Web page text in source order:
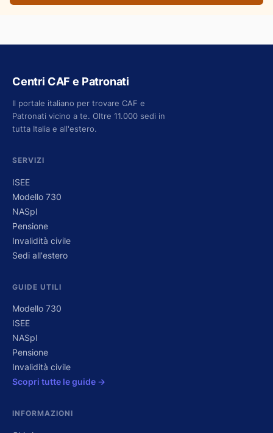
Centri CAF e Patronati
Il portale italiano per trovare CAF e
Patronati vicino a te. Oltre 11.000 sedi in
tutta Italia e all'estero.
SERVIZI
ISEE
Modello 730
NASpI
Pensione
Invalidità civile
Sedi all'estero
GUIDE UTILI
Modello 730
ISEE
NASpI
Pensione
Invalidità civile
Scopri tutte le guide →
INFORMAZIONI